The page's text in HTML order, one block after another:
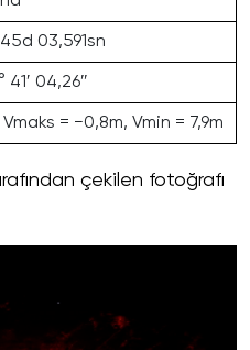
03,591sn
41′ 04,26″
Vmaks = −0,8m, Vmin = 7,9m
çekilen fotoğrafı